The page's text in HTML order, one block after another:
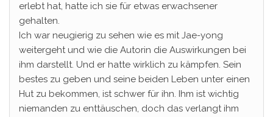
erlebt hat, hatte ich sie für etwas erwachsener
gehalten.
Ich war neugierig zu sehen wie es mit Jae-yong
weitergeht und wie die Autorin die Auswirkungen bei
ihm darstellt. Und er hatte wirklich zu kämpfen. Sein
bestes zu geben und seine beiden Leben unter einen
Hut zu bekommen, ist schwer für ihn. Ihm ist wichtig
niemanden zu enttäuschen, doch das verlangt ihm